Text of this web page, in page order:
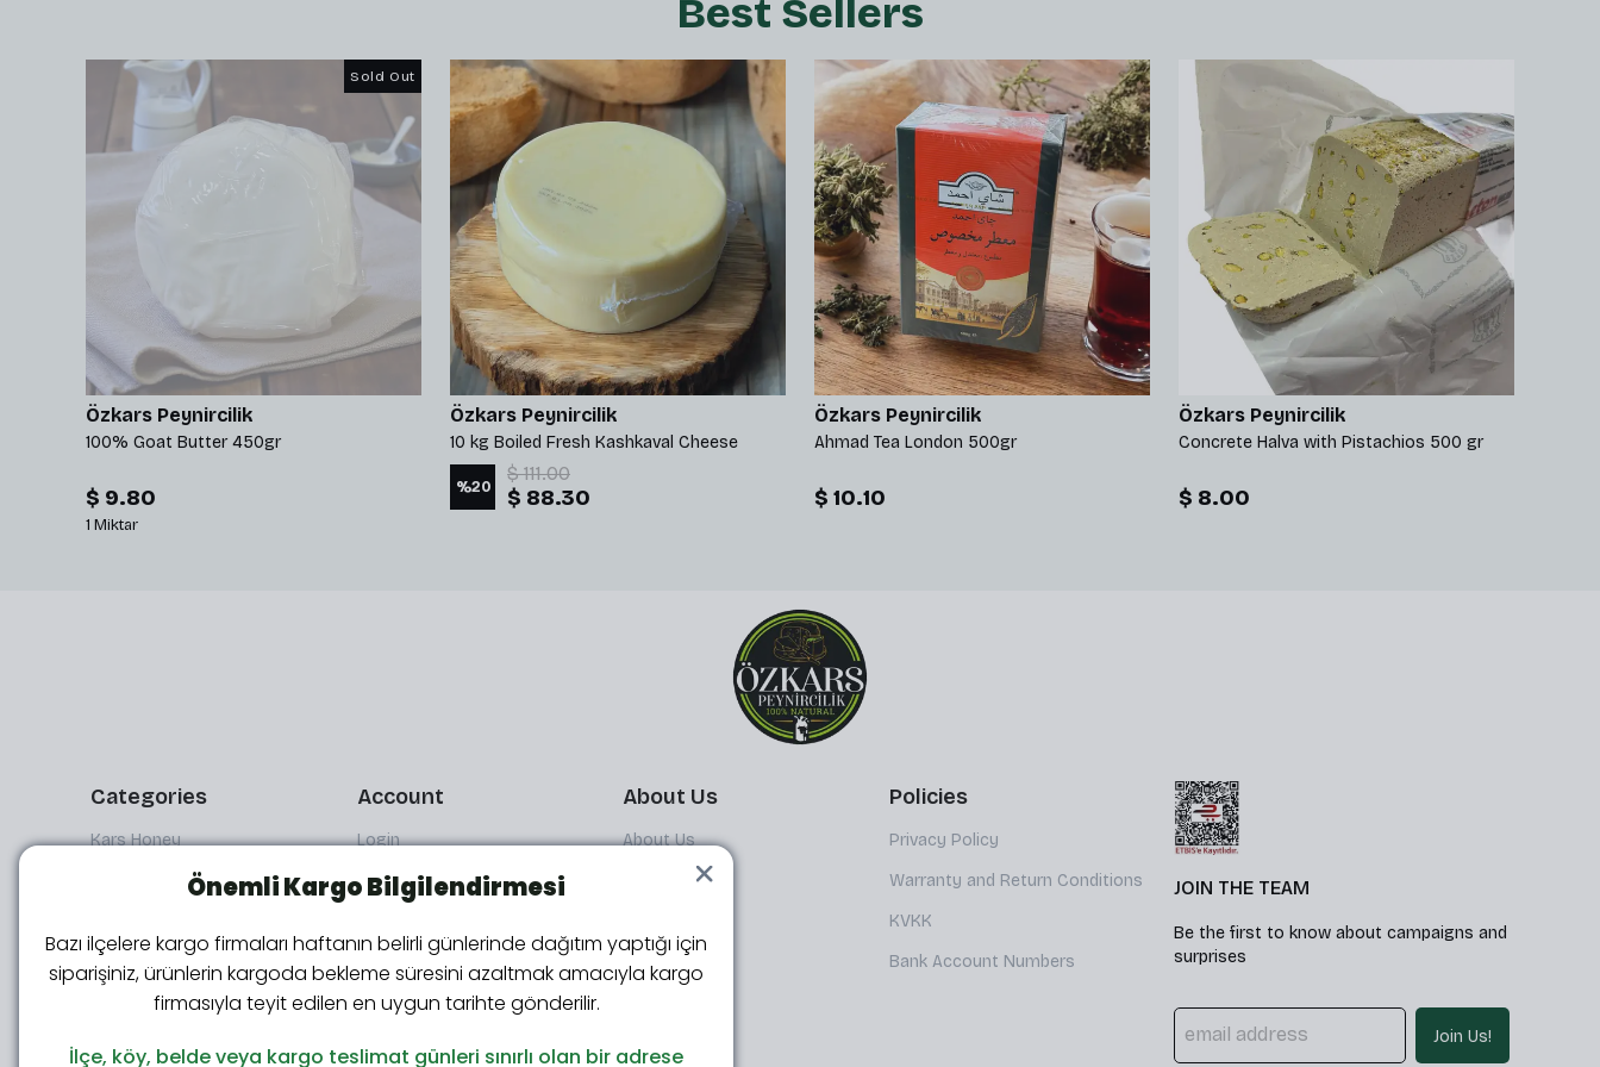
We use cookies in accordance with legal
Best Sellers
Sold Out
Özkars Peynircilik
100% Goat Butter 450gr
$ 9.80
1 Miktar
Özkars Peynircilik
10 kg Boiled Fresh Kashkaval Cheese
%20
$ 111.00
$ 88.30
Özkars Peynircilik
Ahmad Tea London 500gr
$ 10.10
Özkars Peynircilik
Concrete Halva with Pistachios 500 gr
$ 8.00
Categories
Kars Honey
Local Products
Kars Oil Products
Account
Login
Sign Up
Forgot My Password
About Us
About Us
Blog
Policies
Privacy Policy
Warranty and Return Conditions
KVKK
Bank Account Numbers
JOIN THE TEAM
Be the first to know about campaigns and
surprises
Join Us!
Önemli Kargo Bilgilendirmesi
Bazı ilçelere kargo firmaları haftanın belirli günlerinde dağıtım yaptığı için
siparişiniz, ürünlerin kargoda bekleme süresini azaltmak amacıyla kargo
firmasıyla teyit edilen en uygun tarihte gönderilir.
İlçe, köy, belde veya kargo teslimat günleri sınırlı olan bir adrese